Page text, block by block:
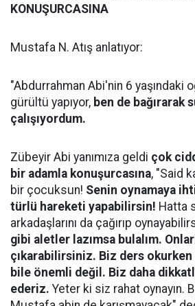
KONUŞURCASINA
Mustafa N. Atış anlatıyor:
"Abdurrahman Abi'nin 6 yaşındaki
gürültü yapıyor, ben de bağırarak
çalışıyordum.
Zübeyir Abi yanımıza geldi çok
bir adamla konuşurcasına, "Said
bir çocuksun! Senin oynamaya
türlü hareketi yapabilirsin! Hatta
arkadaşlarını da çağırıp
gibi aletler lazımsa bulalım.
çıkarabilirsiniz. Biz ders okurken
bile önemli değil. Biz daha
ederiz. Yeter ki siz rahat oynayın.